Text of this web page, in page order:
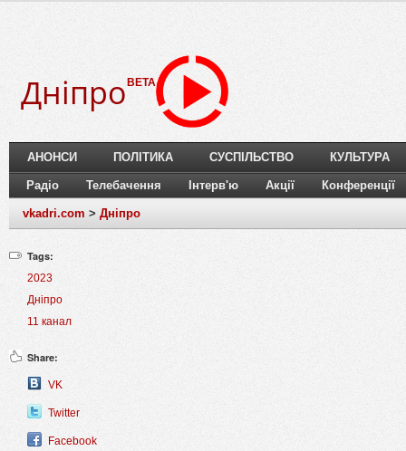
Дніпро BETA
АНОНСИ ПОЛІТИКА СУСПІЛЬСТВО КУЛЬТУРА
Радіо Телебачення Інтерв'ю Акції Конференції
vkadri.com > Дніпро
Tags:
2023
Дніпро
11 канал
Share:
VK
Twitter
Facebook